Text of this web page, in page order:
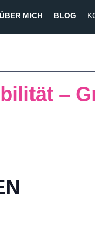
ÜBER MICH BLOG
–